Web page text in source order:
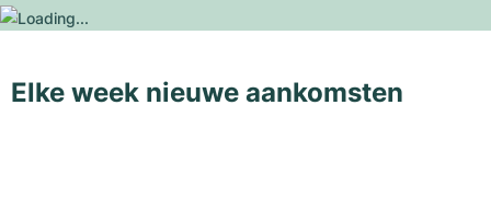
Elke week nieuwe aankomsten